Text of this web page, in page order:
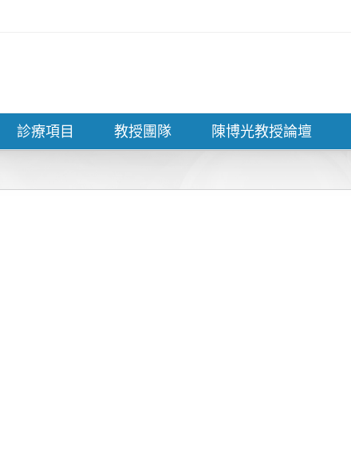
診療項目 教授團隊 陳博光教授論壇